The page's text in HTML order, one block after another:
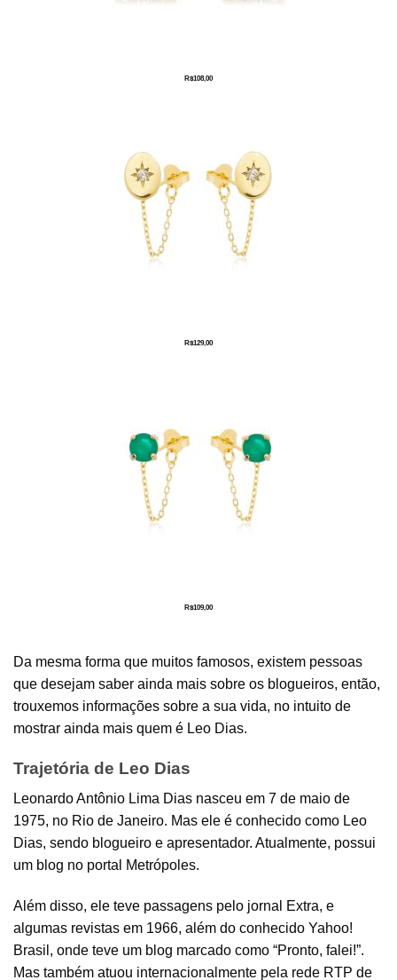
R$108,00
R$129,00
R$109,00
Da mesma forma que muitos famosos, existem pessoas
que desejam saber ainda mais sobre os blogueiros, então,
trouxemos informações sobre a sua vida, no intuito de
mostrar ainda mais quem é Leo Dias.
Trajetória de Leo Dias
Leonardo Antônio Lima Dias nasceu em 7 de maio de
1975, no Rio de Janeiro. Mas ele é conhecido como Leo
Dias, sendo blogueiro e apresentador. Atualmente, possui
um blog no portal Metrópoles.
Além disso, ele teve passagens pelo jornal Extra, e
algumas revistas em 1966, além do conhecido Yahoo!
Brasil, onde teve um blog marcado como “Pronto, falei!”.
Mas também atuou internacionalmente pela rede RTP de